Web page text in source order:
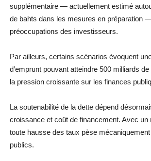
supplémentaire — actuellement estimé
de bahts dans les mesures en préparation
préoccupations des investisseurs.
Par ailleurs, certains scénarios évoquent
d’emprunt pouvant atteindre 500 milliards
la pression croissante sur les finances
La soutenabilité de la dette dépend
croissance et coût de financement. Avec un
toute hausse des taux pèse
publics.